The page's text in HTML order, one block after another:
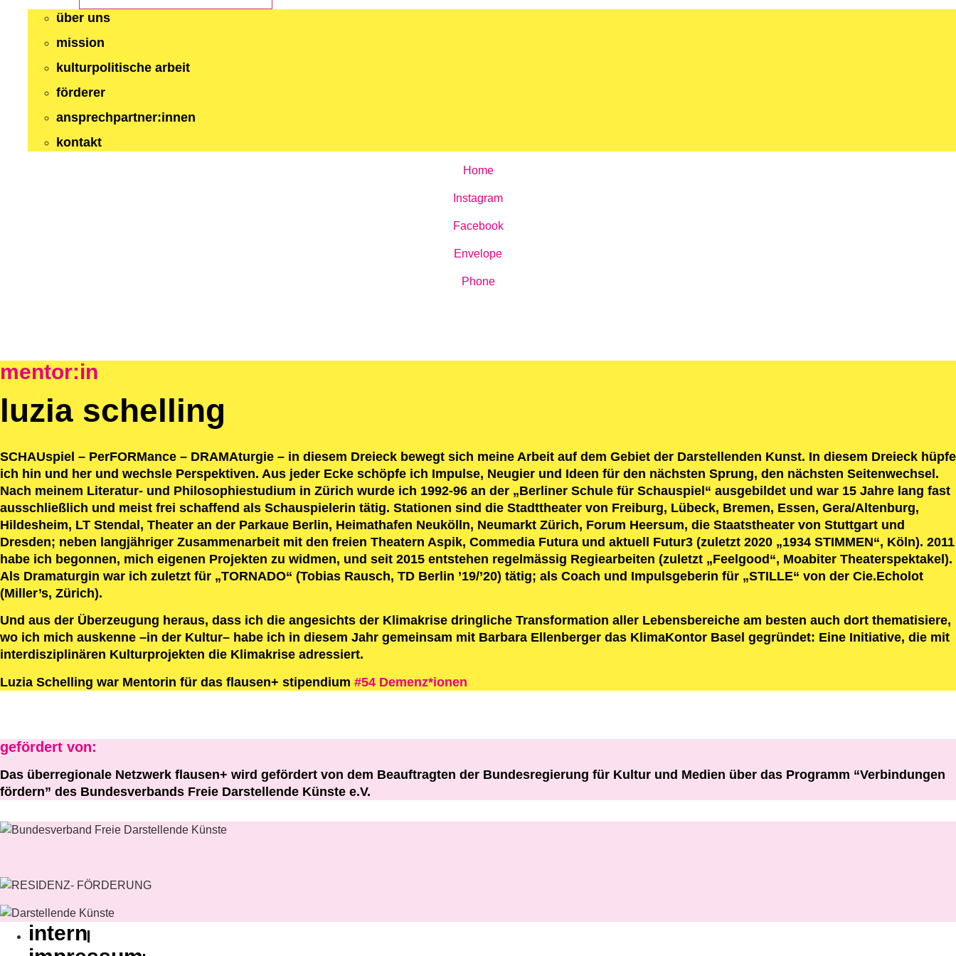
über uns
mission
kulturpolitische arbeit
förderer
ansprechpartner:innen
kontakt
Home
Instagram
Facebook
Envelope
Phone
mentor:in
luzia schelling
SCHAUspiel – PerFORMance – DRAMAturgie – in diesem Dreieck bewegt sich meine Arbeit auf dem Gebiet der Darstellenden Kunst. In diesem Dreieck hüpfe
ich hin und her und wechsle Perspektiven. Aus jeder Ecke schöpfe ich Impulse, Neugier und Ideen für den nächsten Sprung, den nächsten Seitenwechsel.
Nach meinem Literatur- und Philosophiestudium in Zürich wurde ich 1992-96 an der „Berliner Schule für Schauspiel“ ausgebildet und war 15 Jahre lang fast
ausschließlich und meist frei schaffend als Schauspielerin tätig. Stationen sind die Stadttheater von Freiburg, Lübeck, Bremen, Essen, Gera/Altenburg,
Hildesheim, LT Stendal, Theater an der Parkaue Berlin, Heimathafen Neukölln, Neumarkt Zürich, Forum Heersum, die Staatstheater von Stuttgart und
Dresden; neben langjähriger Zusammenarbeit mit den freien Theatern Aspik, Commedia Futura und aktuell Futur3 (zuletzt 2020 „1934 STIMMEN“, Köln). 2011
habe ich begonnen, mich eigenen Projekten zu widmen, und seit 2015 entstehen regelmässig Regiearbeiten (zuletzt „Feelgood“, Moabiter Theaterspektakel).
Als Dramaturgin war ich zuletzt für „TORNADO“ (Tobias Rausch, TD Berlin ’19/’20) tätig; als Coach und Impulsgeberin für „STILLE“ von der Cie.Echolot
(Miller’s, Zürich).
Und aus der Überzeugung heraus, dass ich die angesichts der Klimakrise dringliche Transformation aller Lebensbereiche am besten auch dort thematisiere,
wo ich mich auskenne –in der Kultur– habe ich in diesem Jahr gemeinsam mit Barbara Ellenberger das KlimaKontor Basel gegründet: Eine Initiative, die mit
interdisziplinären Kulturprojekten die Klimakrise adressiert.
Luzia Schelling war Mentorin für das flausen+ stipendium #54 Demenz*ionen
gefördert von:
Das überregionale Netzwerk flausen+ wird gefördert von dem Beauftragten der Bundesregierung für Kultur und Medien über das Programm “Verbindungen
fördern” des Bundesverbands Freie Darstellende Künste e.V.
intern